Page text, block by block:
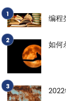
编程
如何